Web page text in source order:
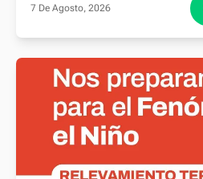
7 De Agosto, 2026